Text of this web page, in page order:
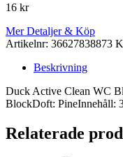
16 kr
Mer Detaljer & Köp
Artikelnr: 36627838873
Beskrivning
Duck Active Clean WC
BlockDoft: PineInnehåll:
Relaterade